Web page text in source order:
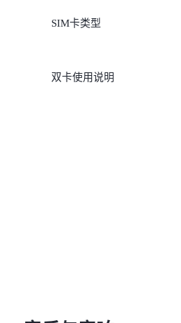
SIM卡类型
双卡使用说明